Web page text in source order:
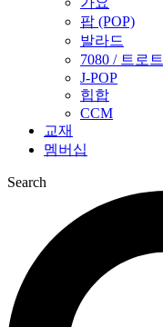
팝 (POP)
발라드
7080 / 트로트
J-POP
힙합
CCM
교재
멤버십
Search